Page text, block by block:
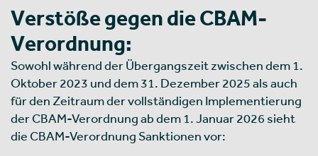
Verstöße gegen die CBAM-
Verordnung:
Sowohl während der Übergangszeit zwischen dem 1.
Oktober 2023 und dem 31. Dezember 2025 als auch
für den Zeitraum der vollständigen Implementierung
der CBAM-Verordnung ab dem 1. Januar 2026 sieht
die CBAM-Verordnung Sanktionen vor: